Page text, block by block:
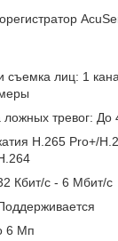
съемка лиц: 1
тревог: До
H.265 Pro+/
Кбит/с - 6 Мбит/с
6 Мп